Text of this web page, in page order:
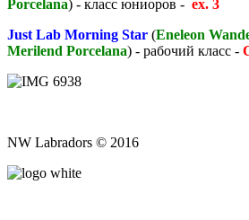
Porcelana) - класс юниоров - ex. 3
Just Lab Morning Star (Eneleon
Merilend Porcelana) - рабочий класс -
NW Labradors © 2016